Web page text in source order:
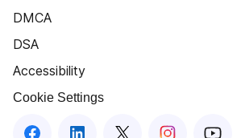
DMCA
DSA
Accessibility
Cookie Settings